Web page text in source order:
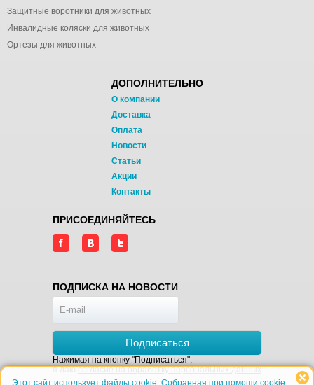
Защитные воротники для животных
Инвалидные коляски для животных
Ортезы для животных
ДОПОЛНИТЕЛЬНО
О компании
Доставка
Оплата
Новости
Статьи
Акции
Контакты
ПРИСОЕДИНЯЙТЕСЬ
ПОДПИСКА НА НОВОСТИ
Подписаться
Нажимая на кнопку "Подписаться",
я даюсогласие на обработку персональных данных
Этот сайт использует файлы cookie. Собранная при помощи cookie